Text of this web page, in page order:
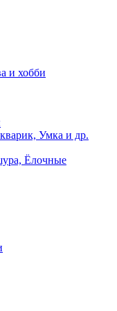
и хобби
Умка и др.
Ёлочные